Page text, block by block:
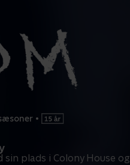
•
plads i Colony House og